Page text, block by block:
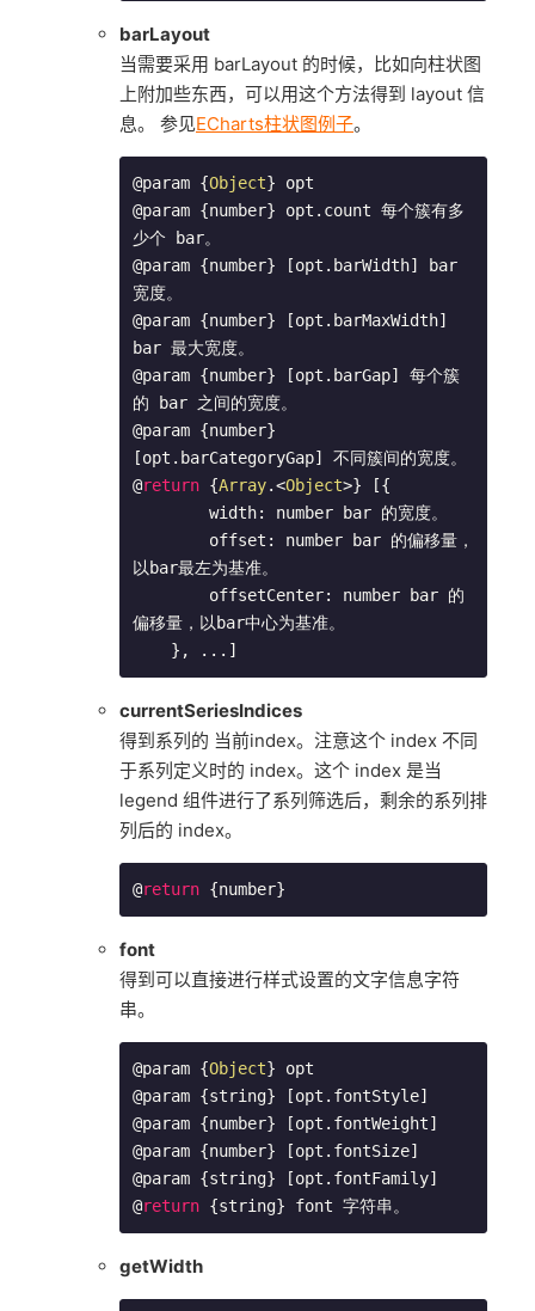
barLayout
当需要采用 barLayout 的时候，比如向柱状图
上附加些东西，可以用这个方法得到 layout 信
息。 参见ECharts柱状图例子。
@param {Object} opt
@param {number} opt.count 每个簇有多
少个 bar。
@param {number} [opt.barWidth] bar
宽度。
@param {number} [opt.barMaxWidth]
bar 最大宽度。
@param {number} [opt.barGap] 每个簇
的 bar 之间的宽度。
@param {number}
[opt.barCategoryGap] 不同簇间的宽度。
@return {Array.<Object>} [{
以bar最左为基准。
偏移量，以bar中心为基准。
    }, ...]
currentSeriesIndices
得到系列的 当前index。注意这个 index 不同
于系列定义时的 index。这个 index 是当
legend 组件进行了系列筛选后，剩余的系列排
列后的 index。
@return {number}
font
得到可以直接进行样式设置的文字信息字符
串。
@param {Object} opt
@param {string} [opt.fontStyle]
@param {number} [opt.fontWeight]
@param {number} [opt.fontSize]
@param {string} [opt.fontFamily]
@return {string} font 字符串。
getWidth